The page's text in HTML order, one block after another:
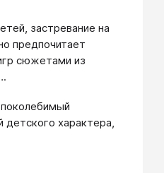
застревание на
предпочитает
сюжетами из
детского характера,